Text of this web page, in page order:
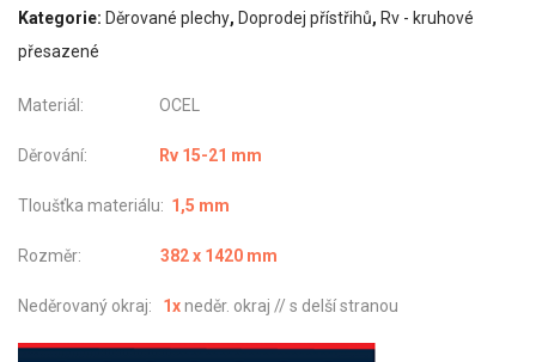
Kategorie: Děrované plechy, Doprodej přístřihů, Rv - kruhové
přesazené
Materiál: OCEL
Děrování: Rv 15-21 mm
Tloušťka materiálu: 1,5 mm
Rozměr: 382 x 1420 mm
Neděrovaný okraj: 1xneděr. okraj // s delší stranou